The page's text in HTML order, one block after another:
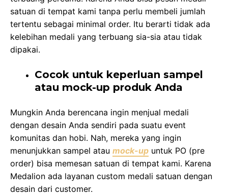
satuan di tempat kami tanpa perlu membeli jumlah
tertentu sebagai minimal order. Itu berarti tidak ada
kelebihan medali yang terbuang sia-sia atau tidak
dipakai.
Cocok untuk keperluan sampel
atau mock-up produk Anda
Mungkin Anda berencana ingin menjual medali
dengan desain Anda sendiri pada suatu event
komunitas dan hobi. Nah, mereka yang ingin
menunjukkan sampel atau mock-up untuk PO (pre
order) bisa memesan satuan di tempat kami. Karena
Medalion ada layanan custom medali satuan dengan
desain dari customer.